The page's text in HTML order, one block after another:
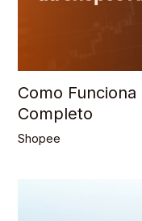
Como
Completo
Shopee